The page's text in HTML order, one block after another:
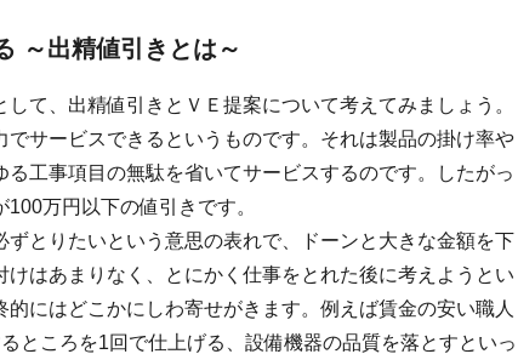
～出精値引きとは～
て、出精値引きとＶＥ提案について考えてみましょう。
サービスできるというものです。それは製品の掛け率や
工事項目の無駄を省いてサービスするのです。したがっ
万円以下の値引きです。
とりたいという意思の表れで、ドーンと大きな金額を下
はあまりなく、とにかく仕事をとれた後に考えようとい
にはどこかにしわ寄せがきます。例えば賃金の安い職人
ところを1回で仕上げる、設備機器の品質を落とすといっ